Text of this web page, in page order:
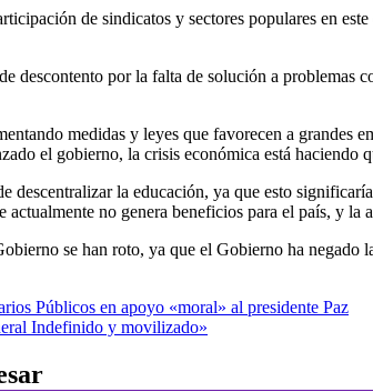
de sindicatos y sectores populares en
descontento por la falta de solución a problemas
medidas y leyes que favorecen a
el gobierno, la crisis económica está
descentralizar la educación, ya que esto
actualmente no genera beneficios para el país, y
se han roto, ya que el Gobierno ha
Públicos en apoyo «moral» al presidente Paz
Indefinido y movilizado»